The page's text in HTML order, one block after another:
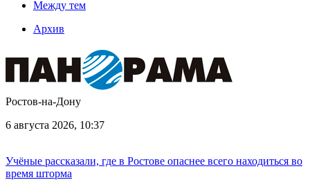
Между тем
Архив
Ростов-на-Дону
6 августа 2026, 10:37
Учёные рассказали, где в Ростове опаснее всего находиться во
время шторма